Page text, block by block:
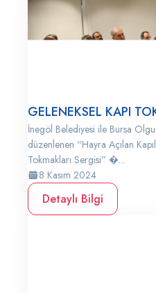
GELENEKSEL KAPI
İnegöl Belediyesi ile Bursa
düzenlenen “Hayra Açılan
Tokmakları Sergisi” �...
8 Kasım 2024
Detaylı Bilgi